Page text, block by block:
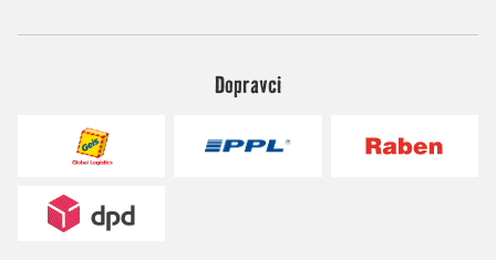
Dopravci